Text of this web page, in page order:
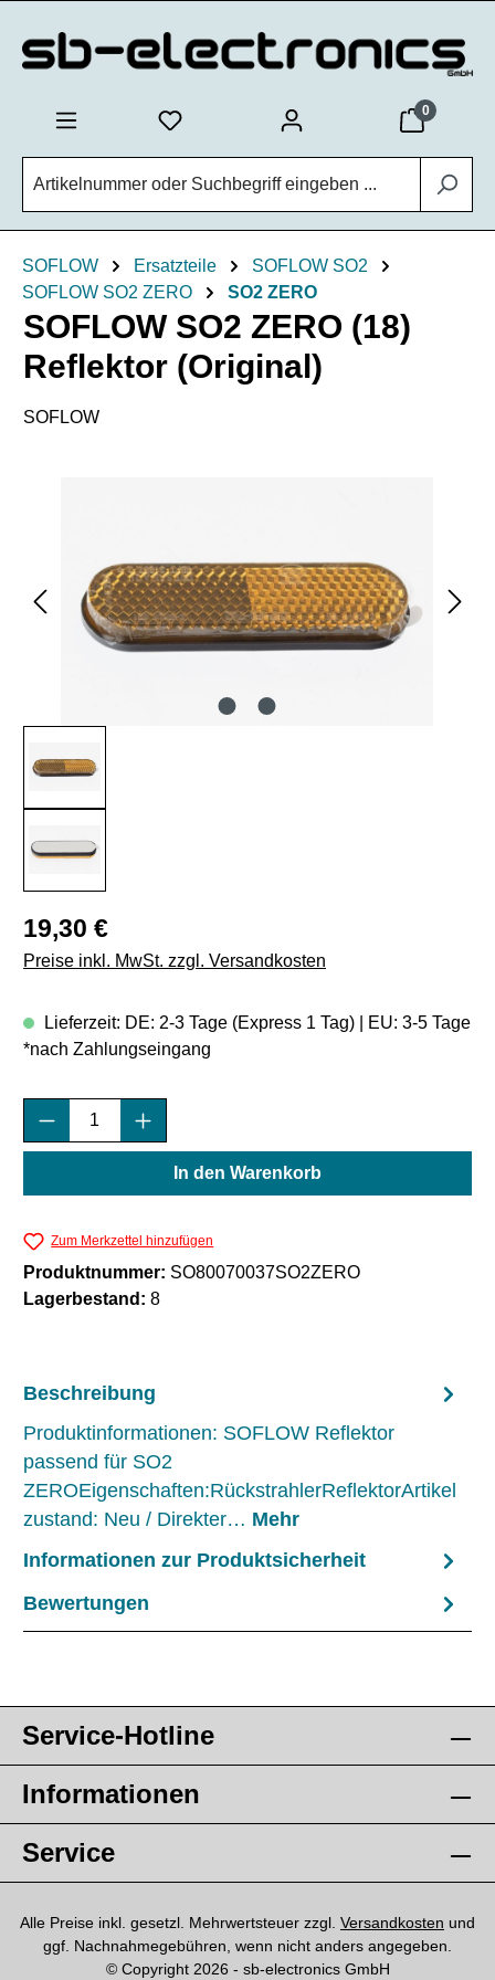
0
SOFLOW Ersatzteile
SOFLOW SO2
SOFLOW SO2 ZERO
SO2 ZERO
SOFLOW SO2 ZERO (18)
Reflektor (Original)
SOFLOW
Regulärer Preis:
19,30 €
Preise inkl. MwSt. zzgl. Versandkosten
Lieferzeit: DE: 2-3 Tage (Express 1 Tag) | EU: 3-5 Tage
*nach Zahlungseingang
Produkt Anzahl: Gib den gewünschten
In den Warenkorb
Zum Merkzettel hinzufügen
Produktnummer: SO80070037SO2ZERO
Lagerbestand: 8
Beschreibung
Produktinformationen: SOFLOW Reflektor
passend für SO2
ZEROEigenschaften:RückstrahlerReflektorArtikel
zustand: Neu / Direkter… Mehr
Informationen zur Produktsicherheit
Bewertungen
Service-Hotline
Informationen
Service
Alle Preise inkl. gesetzl. Mehrwertsteuer zzgl. Versandkosten und
ggf. Nachnahmegebühren, wenn nicht anders angegeben.
© Copyright 2026 - sb-electronics GmbH